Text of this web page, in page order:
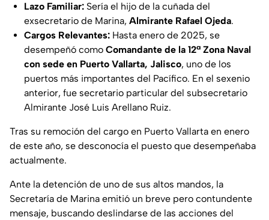
Lazo Familiar: Sería el hijo de la cuñada del
exsecretario de Marina, Almirante Rafael Ojeda.
Cargos Relevantes: Hasta enero de 2025, se
desempeñó como Comandante de la 12ª Zona Naval
con sede en Puerto Vallarta, Jalisco, uno de los
puertos más importantes del Pacífico. En el sexenio
anterior, fue secretario particular del subsecretario
Almirante José Luis Arellano Ruiz.
Tras su remoción del cargo en Puerto Vallarta en enero
de este año, se desconocía el puesto que desempeñaba
actualmente.
Ante la detención de uno de sus altos mandos, la
Secretaría de Marina emitió un breve pero contundente
mensaje, buscando deslindarse de las acciones del